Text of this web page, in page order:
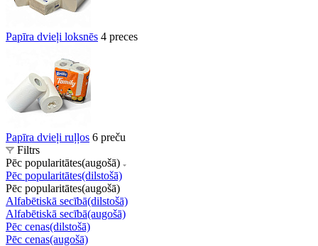
Papīra dvieļi loksnēs 4 preces
Papīra dvieļi ruļļos 6 preču
Filtrs
Pēc popularitātes(augošā)
Pēc popularitātes(dilstošā)
Pēc popularitātes(augošā)
Alfabētiskā secībā(dilstošā)
Alfabētiskā secībā(augošā)
Pēc cenas(dilstošā)
Pēc cenas(augošā)